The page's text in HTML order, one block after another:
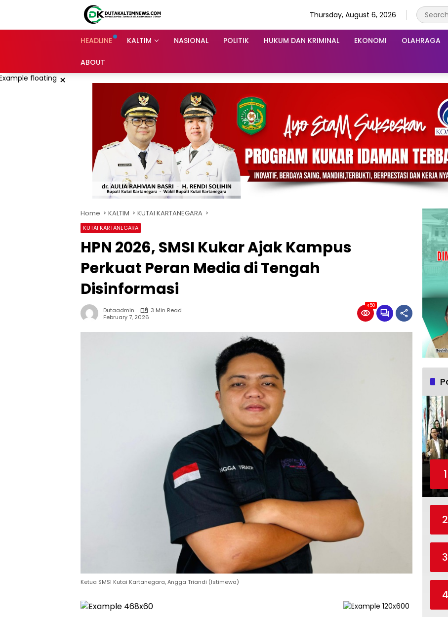
Thursday, August 6, 2026
HEADLINE KALTIM NASIONAL POLITIK HUKUM DAN KRIMINAL EKONOMI OLAHRAGA
ABOUT
×
Home KALTIM KUTAI KARTANEGARA
KUTAI KARTANEGARA
HPN 2026, SMSI Kukar Ajak Kampus
Perkuat Peran Media di Tengah
Disinformasi
Dutaadmin
3 Min Read
February 7, 2026
450
Ketua SMSI Kutai Kartanegara, Angga Triandi (Istimewa)
1
2
3
4